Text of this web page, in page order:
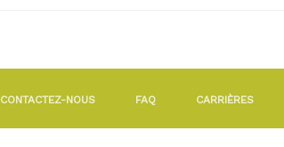
CONTACTEZ-NOUS FAQ CARRIÈRES